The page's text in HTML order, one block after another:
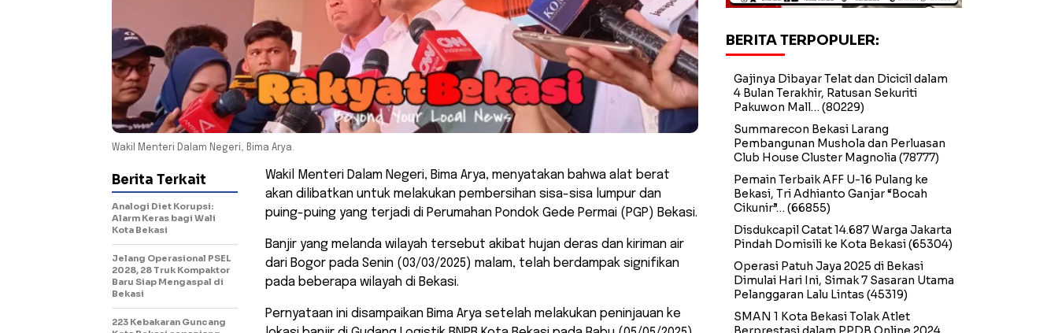
Wakil Menteri Dalam Negeri, Bima Arya.
Wakil Menteri Dalam Negeri, Bima Arya, menyatakan bahwa alat berat
akan dilibatkan untuk melakukan pembersihan sisa-sisa lumpur dan
puing-puing yang terjadi di Perumahan Pondok Gede Permai (PGP) Bekasi.
Banjir yang melanda wilayah tersebut akibat hujan deras dan kiriman air
dari Bogor pada Senin (03/03/2025) malam, telah berdampak signifikan
pada beberapa wilayah di Bekasi.
Pernyataan ini disampaikan Bima Arya setelah melakukan peninjauan ke
Berita Terkait
Analogi Diet Korupsi:
Alarm Keras bagi Wali
Kota Bekasi
Jelang Operasional PSEL
2028, 28 Truk Kompaktor
Baru Siap Mengaspal di
Bekasi
223 Kebakaran Guncang
BERITA TERPOPULER:
Gajinya Dibayar Telat dan Dicicil dalam
4 Bulan Terakhir, Ratusan Sekuriti
Pakuwon Mall… (80229)
Summarecon Bekasi Larang
Pembangunan Mushola dan Perluasan
Club House Cluster Magnolia (78777)
Pemain Terbaik AFF U-16 Pulang ke
Bekasi, Tri Adhianto Ganjar “Bocah
Cikunir”… (66855)
Disdukcapil Catat 14.687 Warga Jakarta
Pindah Domisili ke Kota Bekasi(65304)
Operasi Patuh Jaya 2025 di Bekasi
Dimulai Hari Ini, Simak 7 Sasaran Utama
Pelanggaran Lalu Lintas (45319)
SMAN 1 Kota Bekasi Tolak Atlet